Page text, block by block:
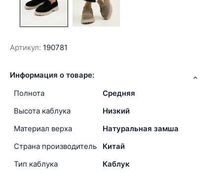
Артикул: 190781
Информация о товаре:
Полнота
Средняя
Высота каблука
Низкий
Материал верха
Натуральная замша
Страна производитель
Китай
Тип каблука
Каблук